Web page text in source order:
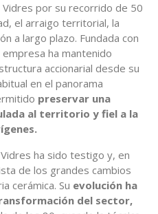
por su recorrido de 50
el arraigo territorial, la
a largo plazo. Fundada con
ha mantenido
accionarial desde su
en el panorama
preservar una
al territorio y fiel a la
ha sido testigo y, en
de los grandes cambios
cerámica. Su evolución ha
del sector,